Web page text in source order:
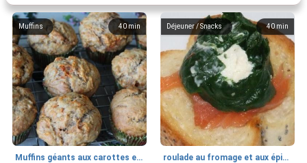
40 min
Muffins
Muffins géants aux carottes et à la banane de Nif
40 min
Déjeuner / Snacks
roulade au fromage et aux épinards